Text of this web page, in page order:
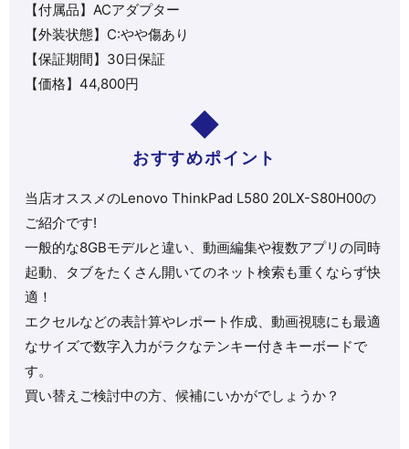
【付属品】ACアダプター
【外装状態】C:やや傷あり
【保証期間】30日保証
【価格】44,800円
おすすめポイント
当店オススメのLenovo ThinkPad L580 20LX-S80H00の
ご紹介です!
一般的な8GBモデルと違い、動画編集や複数アプリの同時
起動、タブをたくさん開いてのネット検索も重くならず快
適！
エクセルなどの表計算やレポート作成、動画視聴にも最適
なサイズで数字入力がラクなテンキー付きキーボードで
す。
買い替えご検討中の方、候補にいかがでしょうか？